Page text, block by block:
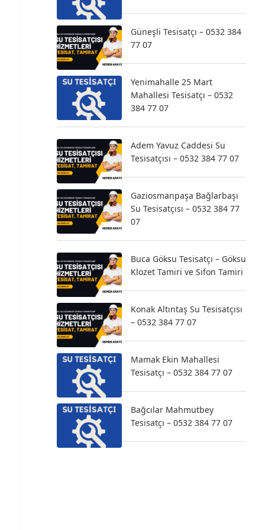
Güneşli Tesisatçı – 0532 384
77 07
Yenimahalle 25 Mart
Mahallesi Tesisatçı – 0532
384 77 07
Adem Yavuz Caddesi Su
Tesisatçısı – 0532 384 77 07
Gaziosmanpaşa Bağlarbaşı
Su Tesisatçısı – 0532 384 77
07
Buca Göksu Tesisatçı – Göksu
Klozet Tamiri ve Sifon Tamiri
Konak Altıntaş Su Tesisatçısı
– 0532 384 77 07
Mamak Ekin Mahallesi
Tesisatçı – 0532 384 77 07
Bağcılar Mahmutbey
Tesisatçı – 0532 384 77 07